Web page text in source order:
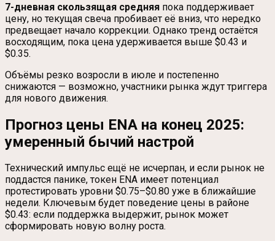
7-дневная скользящая средняя пока поддерживает
цену, но текущая свеча пробивает её вниз, что нередко
предвещает начало коррекции. Однако тренд остаётся
восходящим, пока цена удерживается выше $0.43 и
$0.35.
Объёмы резко возросли в июле и постепенно
снижаются — возможно, участники рынка ждут триггера
для нового движения.
Прогноз цены ENA на конец 2025:
умеренный бычий настрой
Технический импульс ещё не исчерпан, и если рынок не
поддастся панике, токен ENA имеет потенциал
протестировать уровни $0.75–$0.80 уже в ближайшие
недели. Ключевым будет поведение цены в районе
$0.43: если поддержка выдержит, рынок может
сформировать новую волну роста.